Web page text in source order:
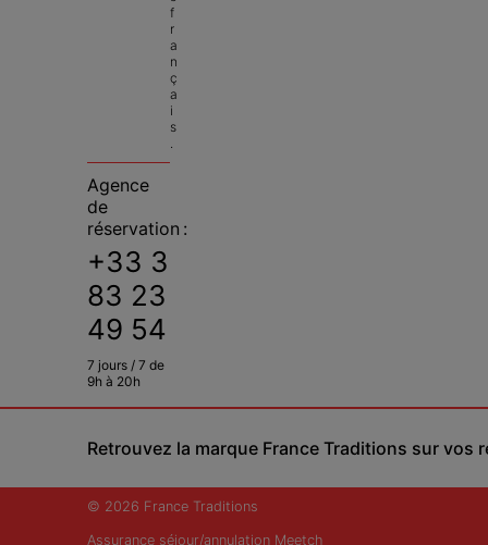
f
r
a
n
ç
a
i
s
.
Agence
de
réservation :
+33 3
83 23
49 54
7 jours / 7 de
9h à 20h
Retrouvez la marque France Traditions sur vos
© 2026 France Traditions
Assurance séjour/annulation Meetch